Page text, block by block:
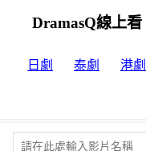
DramasQ線上看
日劇 泰劇 港劇